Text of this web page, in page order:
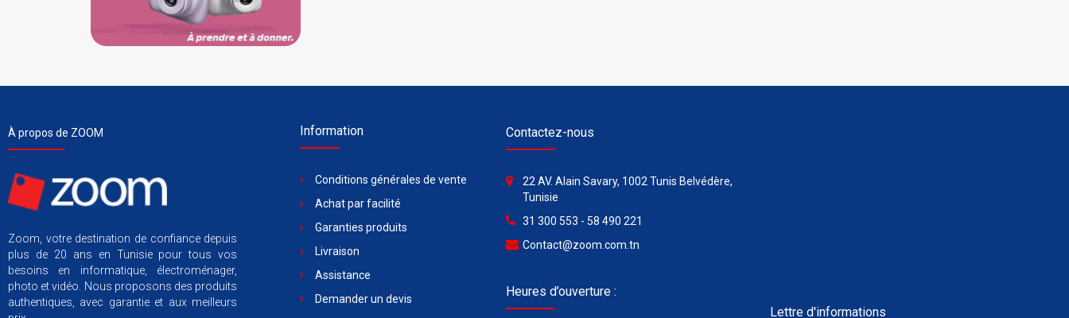
À propos de ZOOM
Zoom, votre destination de confiance depuis
plus de 20 ans en Tunisie pour tous vos
besoins en informatique, électroménager,
photo et vidéo. Nous proposons des produits
authentiques, avec garantie et aux meilleurs
Information
Conditions générales de vente
Achat par facilité
Garanties produits
Livraison
Assistance
Demander un devis
Contactez-nous
22 AV. Alain Savary, 1002 Tunis Belvédère,
Tunisie
31 300 553 - 58 490 221
Contact@zoom.com.tn
Heures d’ouverture :
Lettre d'informations